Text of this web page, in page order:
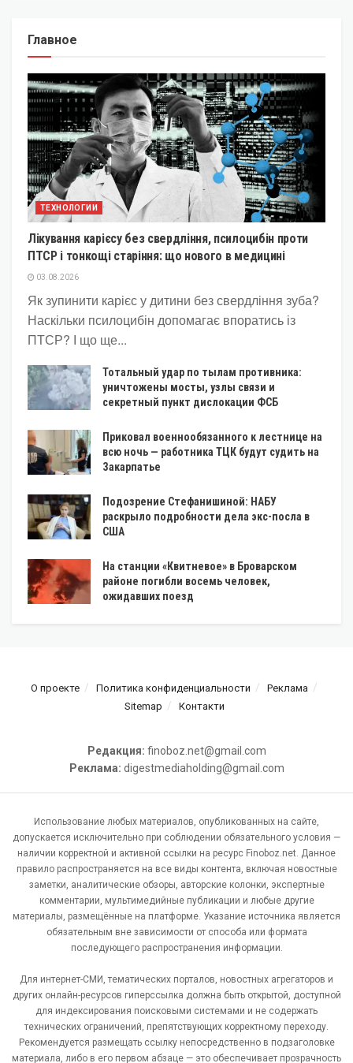
Главное
ТЕХНОЛОГИИ
Лікування карієсу без свердління, псилоцибін проти
ПТСР і тонкощі старіння: що нового в медицині
03.08.2026
Як зупинити карієс у дитини без свердління зуба?
Наскільки псилоцибін допомагає впоратись із
ПТСР? І що ще...
Тотальный удар по тылам противника:
уничтожены мосты, узлы связи и
секретный пункт дислокации ФСБ
Приковал военнообязанного к лестнице на
всю ночь — работника ТЦК будут судить на
Закарпатье
Подозрение Стефанишиной: НАБУ
раскрыло подробности дела экс-посла в
США
На станции «Квитневое» в Броварском
районе погибли восемь человек,
ожидавших поезд
О проекте Политика конфиденциальности
Реклама
Sitemap
Контакти
Редакция: finoboz.net@gmail.com
Реклама: digestmediaholding@gmail.com
Использование любых материалов, опубликованных на сайте,
допускается исключительно при соблюдении обязательного условия —
наличии корректной и активной ссылки на ресурс Finoboz.net. Данное
правило распространяется на все виды контента, включая новостные
заметки, аналитические обзоры, авторские колонки, экспертные
комментарии, мультимедийные публикации и любые другие
материалы, размещённые на платформе. Указание источника является
обязательным вне зависимости от способа или формата
последующего распространения информации.
Для интернет-СМИ, тематических порталов, новостных агрегаторов и
других онлайн-ресурсов гиперссылка должна быть открытой, доступной
для индексирования поисковыми системами и не содержать
технических ограничений, препятствующих корректному переходу.
Рекомендуется размещать ссылку непосредственно в подзаголовке
материала, либо в его первом абзаце — это обеспечивает прозрачность